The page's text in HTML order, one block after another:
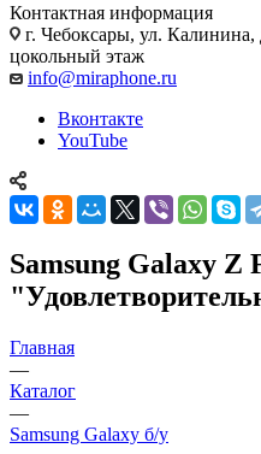
Контактная информация
г. Чебоксары, ул.
цокольный этаж
info@miraphone.ru
Вконтакте
YouTube
Samsung Galaxy Z
Главная
—
Каталог
—
Samsung Galaxy б/у